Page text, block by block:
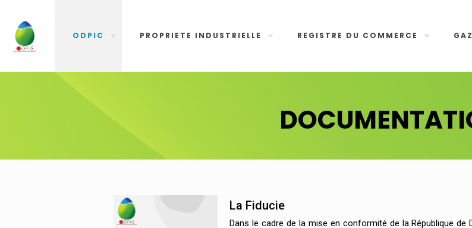
ODPIC PROPRIETE INDUSTRIELLE REGISTRE DU COMMERCE
La Fiducie
Dans le cadre de la mise en conformité de la République